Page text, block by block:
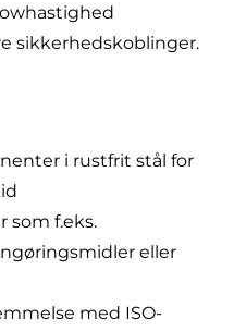
sikkerhedskoblinger.
i rustfrit stål for
som f.eks.
eller
med ISO-